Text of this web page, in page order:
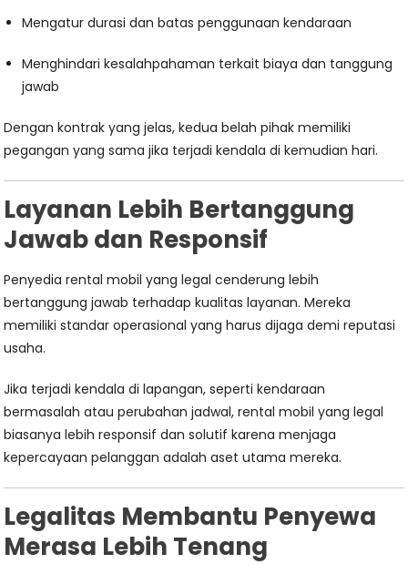
Mengatur durasi dan batas penggunaan kendaraan
Menghindari kesalahpahaman terkait biaya dan tanggung
jawab
Dengan kontrak yang jelas, kedua belah pihak memiliki
pegangan yang sama jika terjadi kendala di kemudian hari.
Layanan Lebih Bertanggung
Jawab dan Responsif
Penyedia rental mobil yang legal cenderung lebih
bertanggung jawab terhadap kualitas layanan. Mereka
memiliki standar operasional yang harus dijaga demi reputasi
usaha.
Jika terjadi kendala di lapangan, seperti kendaraan
bermasalah atau perubahan jadwal, rental mobil yang legal
biasanya lebih responsif dan solutif karena menjaga
kepercayaan pelanggan adalah aset utama mereka.
Legalitas Membantu Penyewa
Merasa Lebih Tenang